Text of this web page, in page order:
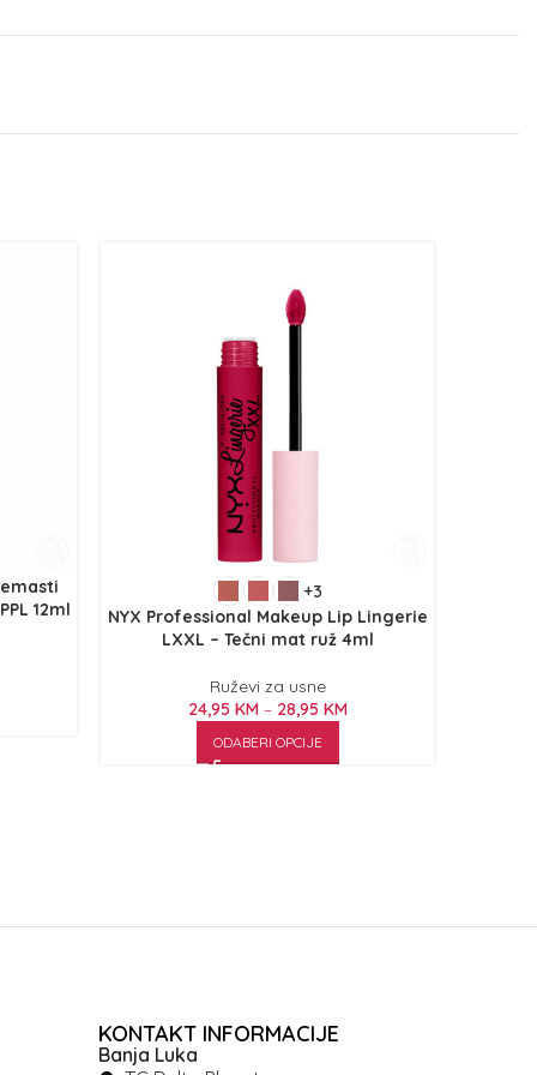
12ml
+3
NYX Professional Makeup Lip Lingerie
LXXL – Tečni mat ruž 4ml
Ruževi za usne
24,95 KM– 28,95 KM
ODABERI OPCIJE
KONTAKT INFORMACIJE
Banja Luka